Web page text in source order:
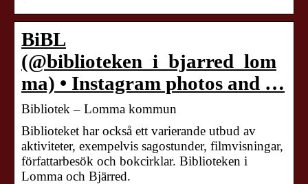
BiBL
(@biblioteken_i_bjarred_lom
ma) • Instagram photos and …
Bibliotek – Lomma kommun
Biblioteket har också ett varierande utbud av
aktiviteter, exempelvis sagostunder, filmvisningar,
författarbesök och bokcirklar. Biblioteken i
Lomma och Bjärred.